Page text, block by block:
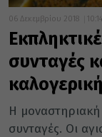
06 Δεκεμβρίου 2018 10:14
συνταγές
Η μοναστηριακή
συνταγές. Οι